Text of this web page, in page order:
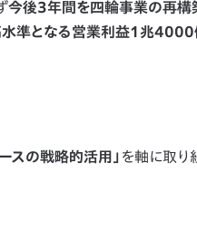
今後3年間を四輪事業の再構
水準となる営業利益1兆
スの戦略的活用」 を軸に取り